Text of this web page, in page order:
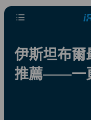
伊斯坦布爾
推薦——一